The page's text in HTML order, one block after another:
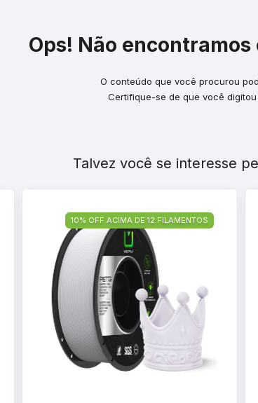
Ops! Não
O conteúdo que você procurou
Certifique-se de que você
Talvez você se interesse
10% OFF ACIMA DE 12 FILAMENTOS